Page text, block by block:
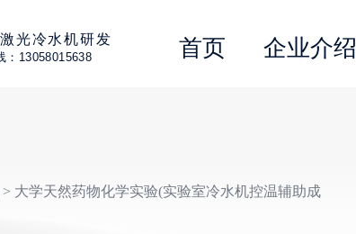
光冷水机研发
：13058015638 首页 企业介绍
> 大学天然药物化学实验(实验室冷水机控温辅助成